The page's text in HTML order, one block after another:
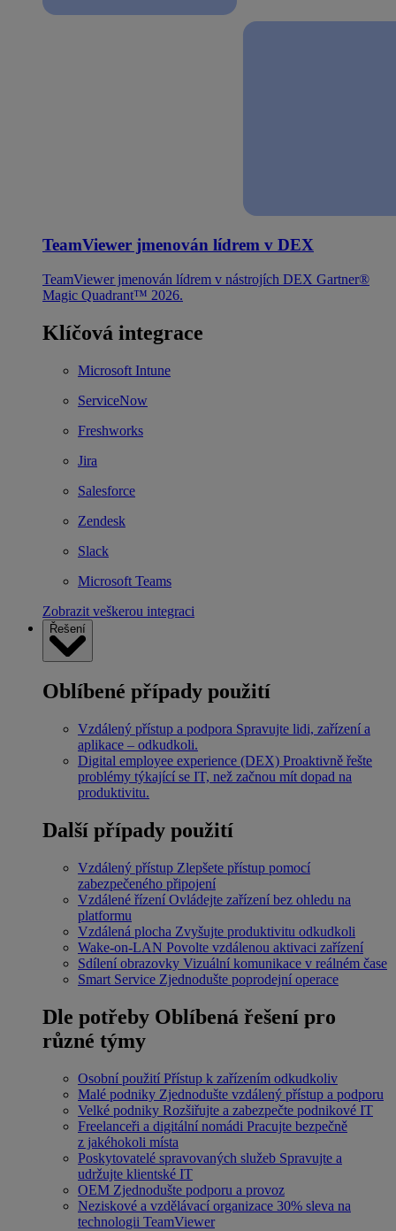
TeamViewer jmenován lídrem v DEX
TeamViewer jmenován lídrem v nástrojích DEX Gartner®
Magic Quadrant™ 2026.
Klíčová integrace
Microsoft Intune
ServiceNow
Freshworks
Jira
Salesforce
Zendesk
Slack
Microsoft Teams
Zobrazit veškerou integraci
Řešení
Oblíbené případy použití
Vzdálený přístup a podpora Spravujte lidi, zařízení a
aplikace – odkudkoli.
Digital employee experience (DEX) Proaktivně řešte
problémy týkající se IT, než začnou mít dopad na
produktivitu.
Další případy použití
Vzdálený přístup Zlepšete přístup pomocí
zabezpečeného připojení
Vzdálené řízení Ovládejte zařízení bez ohledu na
platformu
Vzdálená plocha Zvyšujte produktivitu odkudkoli
Wake-on-LAN Povolte vzdálenou aktivaci zařízení
Sdílení obrazovky Vizuální komunikace v reálném čase
Smart Service Zjednodušte poprodejní operace
Dle potřeby Oblíbená řešení pro
různé týmy
Osobní použití Přístup k zařízením odkudkoliv
Malé podniky Zjednodušte vzdálený přístup a podporu
Velké podniky Rozšiřujte a zabezpečte podnikové IT
Freelanceři a digitální nomádi Pracujte bezpečně
z jakéhokoli místa
Poskytovatelé spravovaných služeb Spravujte a
udržujte klientské IT
OEM Zjednodušte podporu a provoz
Neziskové a vzdělávací organizace 30% sleva na
technologii TeamViewer